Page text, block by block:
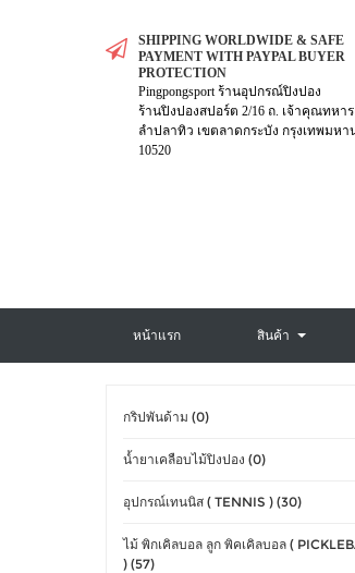
SHIPPING WORLDWIDE & SAFE
PAYMENT WITH PAYPAL BUYER
PROTECTION
Pingpongsport ร้านอุปกรณ์ปิงปอง
ร้านปิงปองสปอร์ต 2/16 ถ. เจ้าคุณทหา
ลำปลาทิว เขตลาดกระบัง กรุงเทพมหา
10520
หน้าแรก สินค้า
กริปพันด้าม (0)
น้ำยาเคลือบไม้ปิงปอง (0)
อุปกรณ์เทนนิส ( TENNIS ) (30)
ไม้ พิกเคิลบอล ลูก พิคเคิลบอล (
) (57)